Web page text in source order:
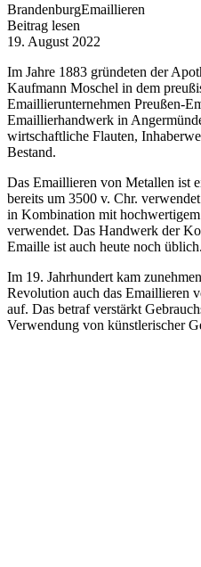
BrandenburgEmaillieren
Beitrag lesen
19. August 2022
Im Jahre 1883 gründeten der
Kaufmann Moschel in dem
Emaillierunternehmen Preußen-
Emaillierhandwerk in
wirtschaftliche Flauten,
Bestand.
Das Emaillieren von Metallen ist
bereits um 3500 v. Chr.
in Kombination mit
verwendet. Das Handwerk der
Emaille ist auch heute noch üblich.
Im 19. Jahrhundert kam
Revolution auch das Emaillieren
auf. Das betraf verstärkt
Verwendung von künstlerischer